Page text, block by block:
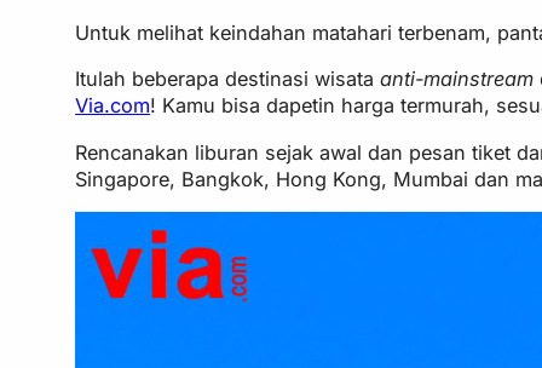
Untuk melihat keindahan matahari terbenam,
Itulah beberapa destinasi wisataanti-mainstream
Via.com! Kamu bisa dapetin harga termurah,
Rencanakan liburan sejak awal dan pesan tiket
Singapore, Bangkok, Hong Kong, Mumbai dan